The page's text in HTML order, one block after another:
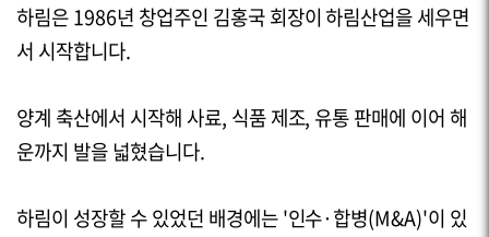
하림은1986년 창업주인 김홍국 회장이 하림산업을 세우면
서 시작합니다.
양계 축산에서 시작해 사료, 식품 제조, 유통 판매에 이어 해
운까지 발을 넓혔습니다.
하림이 성장할 수 있었던 배경에는 '인수·합병(M&A)'이 있